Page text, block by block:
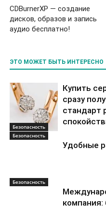
CDBurnerXP — создание
дисков, образов и запись
аудио бесплатно!
ЭТО МОЖЕТ БЫТЬ ИНТЕРЕСНО
Безопасность
Купить
сразу
стандарт
Безопасность
Удобные
Безопасность